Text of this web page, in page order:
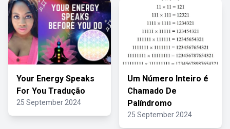
Your Energy Speaks
For You Tradução
25 September 2024
Um Número Inteiro é
Chamado De
Palíndromo
25 September 2024